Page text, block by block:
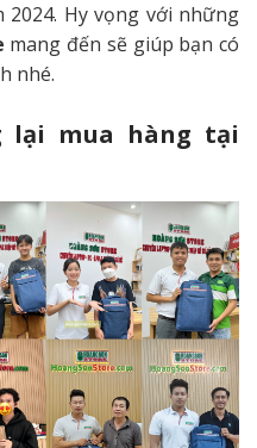
Hy vọng với những
mang đến sẽ giúp bạn có
nhé.
lại mua hàng tại